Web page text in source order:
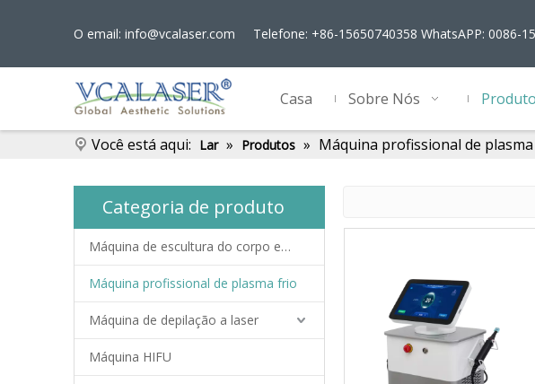
O email: info@vcalaser.com Telefone: +86-15650740358 WhatsAPP: 0086-
Casa Sobre Nós
Você está aqui: Lar » Produtos » Máquina profissional de
Categoria de produto
Máquina de escultura do corpo ems
Máquina profissional de plasma frio
Máquina de depilação a laser
Máquina HIFU